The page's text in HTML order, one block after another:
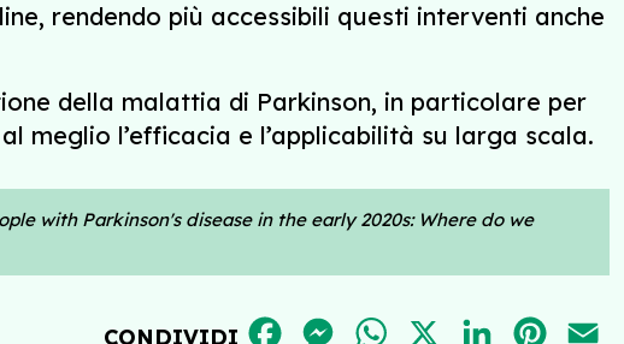
rendendo più accessibili questi interventi anche
della malattia di Parkinson, in particolare per
meglio l’efficacia e l’applicabilità su larga scala.
with Parkinson's disease in the early 2020s: Where do we
CONDIVIDI FACEBOOKMESSENGER
WHATSAPPLINKEDIN